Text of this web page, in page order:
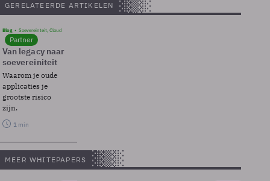
GERELATEERDE ARTIKELEN
Blog Soevereinteit, Cloud
Partner
Van legacy naar
soevereiniteit
Waarom je oude
applicaties je
grootste risico
zijn.
1 min
MEER WHITEPAPERS